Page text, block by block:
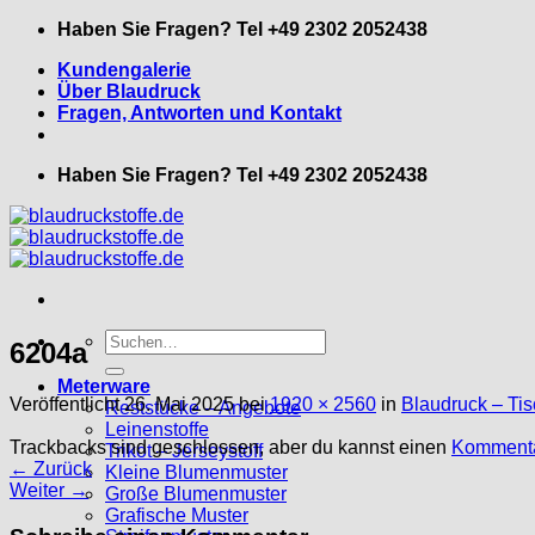
Zum
springen
Haben Sie Fragen? Tel +49 2302 2052438
Kundengalerie
Über Blaudruck
Fragen, Antworten und Kontakt
Haben Sie Fragen? Tel +49 2302 2052438
Suche
nach:
Meterware
Reststücke – Angebote
Leinenstoffe
Trikot – Jerseystoff
Kleine Blumenmuster
Große Blumenmuster
Grafische Muster
6204a
Veröffentlicht26. Mai 2025bei1920 × 2560 in Blaudruck –
Trackbacks sind geschlossen, aber du kannst einen
← Zurück
Weiter →